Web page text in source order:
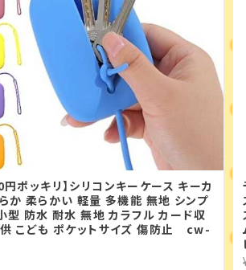
ポッキリ】シリコンキーケース キーカ
か 柔らかい 軽量 多機能 無地 シンプ
型 防水 耐水 無地 カラフル カード収
こども ポケットサイズ 傷防止 cw-